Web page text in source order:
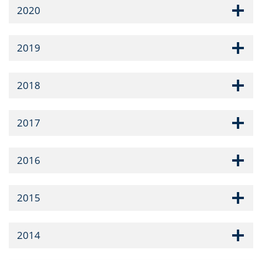
2020
2019
2018
2017
2016
2015
2014